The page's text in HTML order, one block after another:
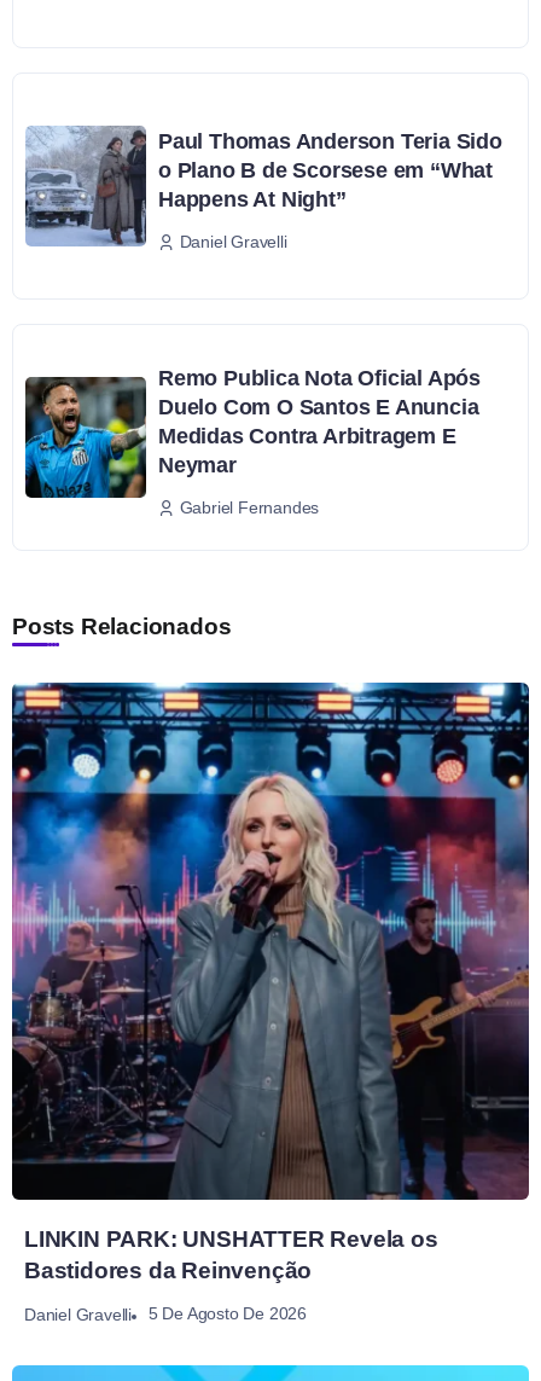
Paul Thomas Anderson Teria Sido
o Plano B de Scorsese em “What
Happens At Night”
Daniel Gravelli
Remo Publica Nota Oficial Após
Duelo Com O Santos E Anuncia
Medidas Contra Arbitragem E
Neymar
Gabriel Fernandes
Posts Relacionados
LINKIN PARK: UNSHATTER Revela os
Bastidores da Reinvenção
Daniel Gravelli 5 De Agosto De 2026